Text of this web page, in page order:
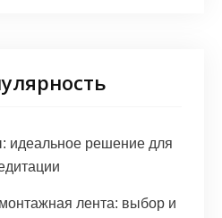
идеальное решение для
лента: выбор и